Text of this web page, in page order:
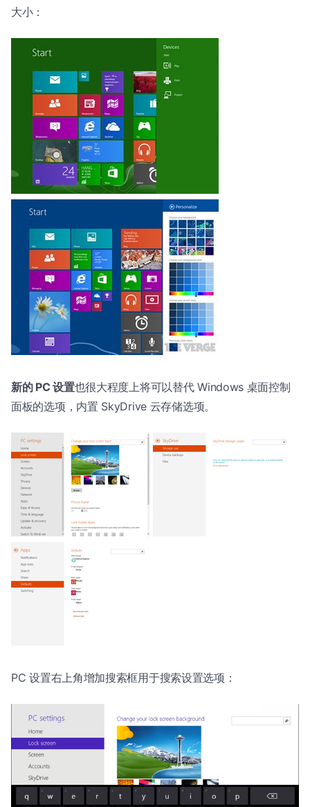
大小：
新的 PC 设置也很大程度上将可以替代 Windows 桌面控制
面板的选项，内置 SkyDrive 云存储选项。
PC 设置右上角增加搜索框用于搜索设置选项：